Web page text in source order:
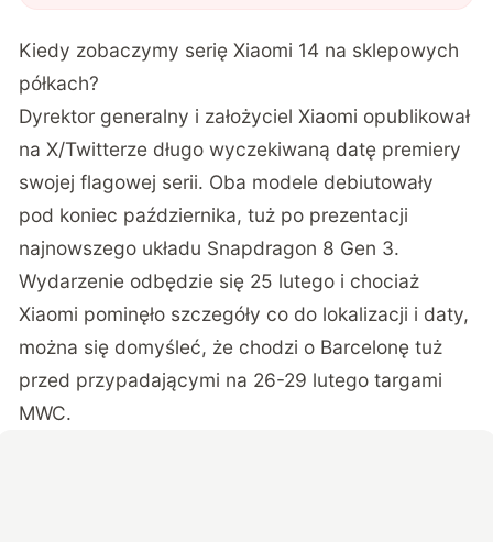
modelu, ale nie ma się czym martwić"?
Kiedy zobaczymy serię Xiaomi 14 na sklepowych
półkach?
Dyrektor generalny i założyciel Xiaomi opublikował
na X/Twitterze długo wyczekiwaną datę premiery
swojej flagowej serii. Oba modele debiutowały
pod koniec października, tuż po prezentacji
najnowszego układu Snapdragon 8 Gen 3.
Wydarzenie odbędzie się 25 lutego i chociaż
Xiaomi pominęło szczegóły co do lokalizacji i daty,
można się domyśleć, że chodzi o Barcelonę tuż
przed przypadającymi na 26-29 lutego targami
MWC.